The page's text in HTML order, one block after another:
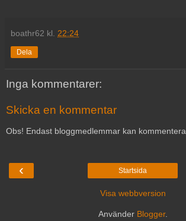
boathr62 kl. 22:24
Dela
Inga kommentarer:
Skicka en kommentar
Obs! Endast bloggmedlemmar kan kommentera.
‹ Startsida
Visa webbversion
Använder Blogger.